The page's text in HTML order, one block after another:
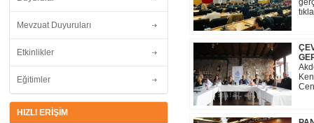
Mevzuat Duyuruları
Etkinlikler
Eğitimler
HIZLI ERİŞİM